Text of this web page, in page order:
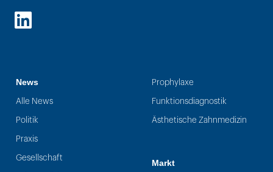
LinkedIn
News
Alle News
Politik
Praxis
Gesellschaft
Prophylaxe
Funktionsdiagnostik
Ästhetische Zahnmedizin
Markt